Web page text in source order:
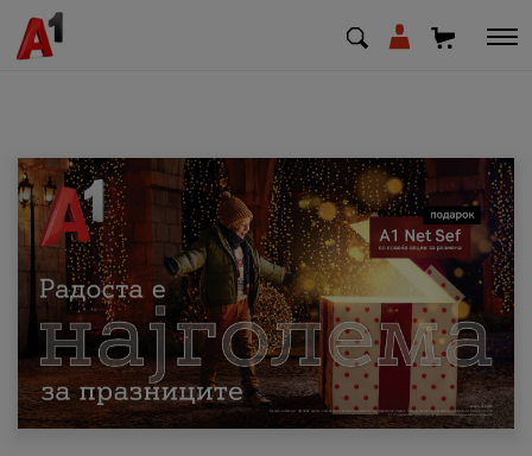
МК EN SQ
Приватни Деловни
Поддршка